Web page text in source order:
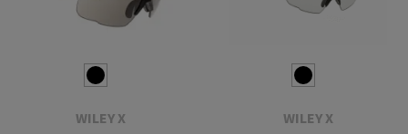
WILEY X WILEY X